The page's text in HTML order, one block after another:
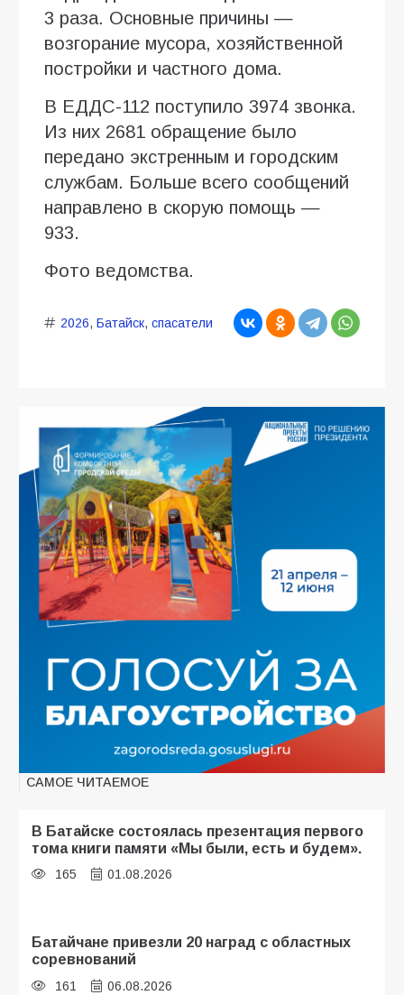
3 раза. Основные причины —
возгорание мусора, хозяйственной
постройки и частного дома.
В ЕДДС-112 поступило 3974 звонка.
Из них 2681 обращение было
передано экстренным и городским
службам. Больше всего сообщений
направлено в скорую помощь —
933.
Фото ведомства.
2026, Батайск, спасатели
САМОЕ ЧИТАЕМОЕ
В Батайске состоялась презентация первого
тома книги памяти «Мы были, есть и будем».
165 01.08.2026
Батайчане привезли 20 наград с областных
соревнований
161 06.08.2026